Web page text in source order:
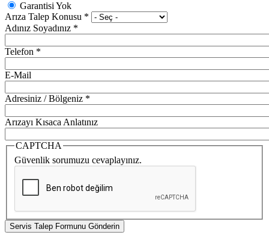
Garantisi Yok
Arıza Talep Konusu *
Adınız Soyadınız *
Telefon *
E-Mail
Adresiniz / Bölgeniz *
Arızayı Kısaca Anlatınız
CAPTCHA
Güvenlik sorumuzu cevaplayınız.